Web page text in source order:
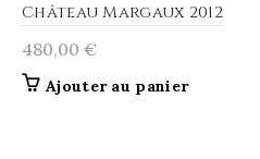
Château Margaux 2012
480,00 €
Ajouter au panier